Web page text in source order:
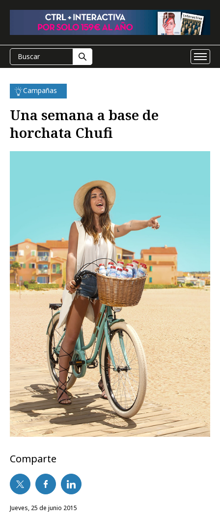
Campañas
Una semana a base de
horchata Chufi
Comparte
jueves, 25 de junio 2015